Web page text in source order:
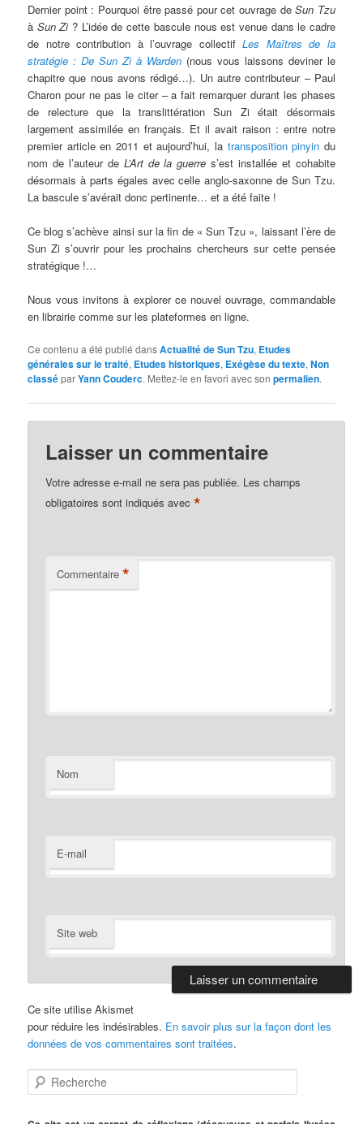
Dernier point : Pourquoi être passé pour cet ouvrage deSun Tzu
à Sun Zi ? L’idée de cette bascule nous est venue dans le cadre
de notre contribution à l’ouvrage collectifLes Maîtres de la
stratégie : De Sun Zi à Warden (nous vous laissons deviner le
chapitre que nous avons rédigé…). Un autre contributeur – Paul
Charon pour ne pas le citer – a fait remarquer durant les phases
de relecture que la translittération Sun Zi était désormais
largement assimilée en français. Et il avait raison : entre notre
premier article en 2011 et aujourd’hui, la transposition pinyin du
nom de l’auteur de L’Art de la guerre s’est installée et cohabite
désormais à parts égales avec celle anglo-saxonne de Sun Tzu.
La bascule s’avérait donc pertinente… et a été faite !
Ce blog s’achève ainsi sur la fin de « Sun Tzu », laissant l’ère de
Sun Zi s’ouvrir pour les prochains chercheurs sur cette pensée
stratégique !…
Nous vous invitons à explorer ce nouvel ouvrage, commandable
en librairie comme sur les plateformes en ligne.
Ce contenu a été publié dansActualité de Sun Tzu, Etudes
générales sur le traité, Etudes historiques, Exégèse du texte,Non
classéparYann Couderc. Mettez-le en favori avec sonpermalien.
Laisser un commentaire
Votre adresse e-mail ne sera pas publiée. Les champs
obligatoires sont indiqués avec*
Commentaire *
Nom
E-mail
Site web
Ce site utilise Akismet
pour réduire les indésirables. En savoir plus sur la façon dont les
données de vos commentaires sont traitées.
e